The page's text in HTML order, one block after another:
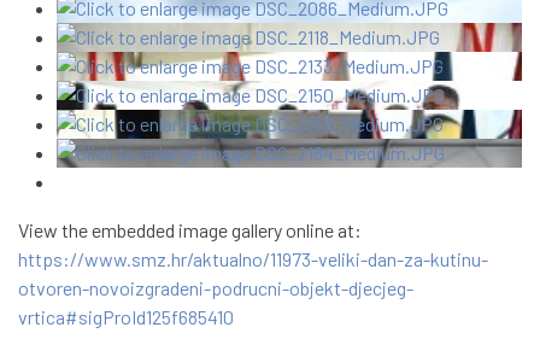
View the embedded image gallery online at:
https://www.smz.hr/aktualno/11973-veliki-dan-za-kutinu-
otvoren-novoizgradeni-podrucni-objekt-djecjeg-
vrtica#sigProId125f685410